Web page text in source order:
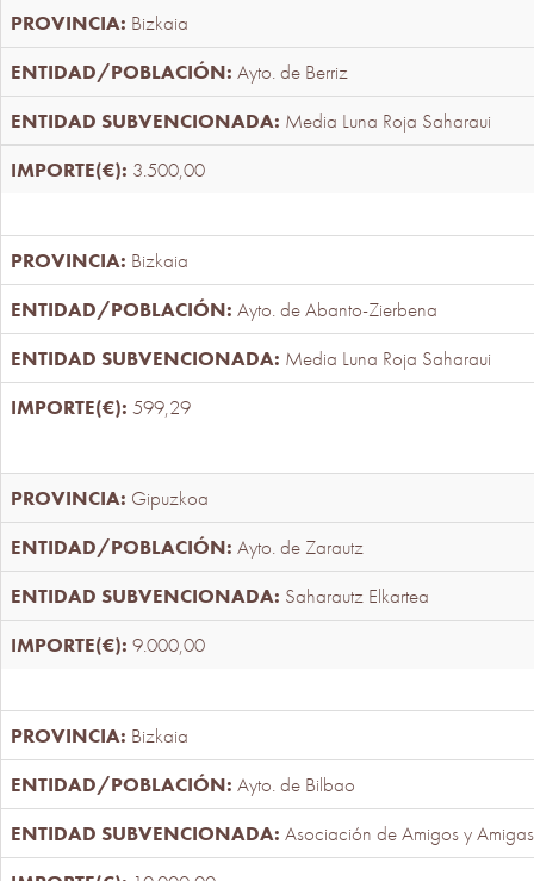
Bizkaia
Ayto. de Berriz
Media Luna Roja Saharaui
3.500,00
Bizkaia
Ayto. de Abanto-Zierbena
Media Luna Roja Saharaui
599,29
Gipuzkoa
Ayto. de Zarautz
Saharautz Elkartea
9.000,00
Bizkaia
Ayto. de Bilbao
Asociación de Amigos y